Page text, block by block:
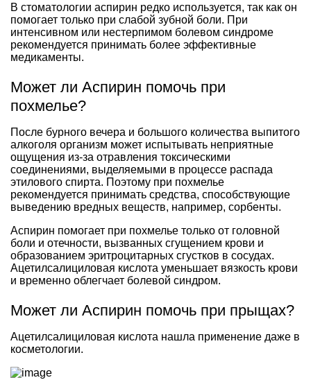
В стоматологии аспирин редко используется, так как он
помогает только при слабой зубной боли. При
интенсивном или нестерпимом болевом синдроме
рекомендуется принимать более эффективные
медикаменты.
Может ли Аспирин помочь при
похмелье?
После бурного вечера и большого количества выпитого
алкоголя организм может испытывать неприятные
ощущения из-за отравления токсическими
соединениями, выделяемыми в процессе распада
этилового спирта. Поэтому при похмелье
рекомендуется принимать средства, способствующие
выведению вредных веществ, например, сорбенты.
Аспирин помогает при похмелье только от головной
боли и отечности, вызванных сгущением крови и
образованием эритроцитарных сгустков в сосудах.
Ацетилсалициловая кислота уменьшает вязкость крови
и временно облегчает болевой синдром.
Может ли Аспирин помочь при прыщах?
Ацетилсалициловая кислота нашла применение даже в
косметологии.